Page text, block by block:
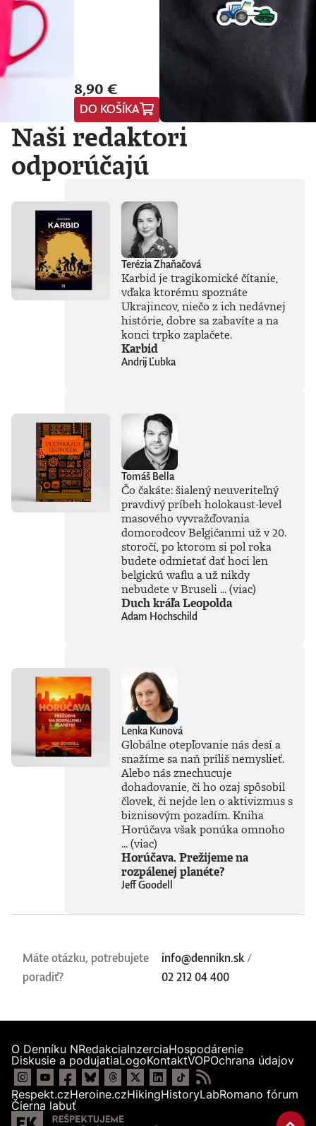
redaktori a hostia.
8,90 €
DO KOŠÍKA
Naši redaktori
odporúčajú
Terézia Zhaňačová
Karbid je tragikomické čítanie,
vďaka ktorému spoznáte
Ukrajincov, niečo z ich nedávnej
histórie, dobre sa zabavíte a na
konci trpko zaplačete.
Karbid
Andrij Ľubka
Tomáš Bella
Čo čakáte: šialený neuveriteľný
pravdivý príbeh holokaust-level
masového vyvražďovania
domorodcov Belgičanmi už v 20.
storočí, po ktorom si pol roka
budete odmietať dať hoci len
belgickú waflu a už nikdy
nebudete v Bruseli ...(viac)
Duch kráľa Leopolda
Adam Hochschild
Lenka Kunová
Globálne otepľovanie nás desí a
snažíme sa naň príliš nemyslieť.
Alebo nás znechucuje
dohadovanie, či ho ozaj spôsobil
človek, či nejde len o aktivizmus s
biznisovým pozadím. Kniha
Horúčava však ponúka omnoho
...(viac)
Horúčava. Prežijeme na
rozpálenej planéte?
Jeff Goodell
Máte otázku, potrebujete
poradiť?
info@dennikn.sk /
02 212 04 400
O Denníku NRedakciaInzerciaHospodárenie
Diskusie a podujatiaLogoKontaktVOPOchrana údajov
Respekt.czHeroine.czHikingHistoryLabRomano fórum
Čierna labuť